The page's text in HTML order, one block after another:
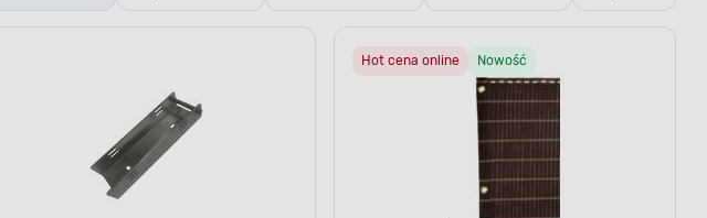
montażowe
Hot cena online Nowość